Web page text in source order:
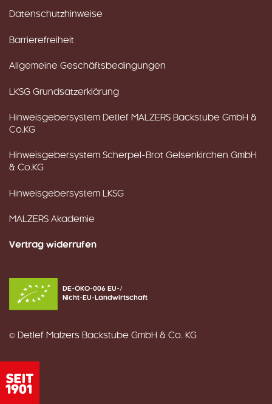
Datenschutzhinweise
Barrierefreiheit
Allgemeine Geschäftsbedingungen
LKSG Grundsatzerklärung
Hinweisgebersystem Detlef MALZERS Backstube GmbH &
Co.KG
Hinweisgebersystem Scherpel-Brot Gelsenkirchen GmbH
& Co.KG
Hinweisgebersystem LKSG
MALZERS Akademie
Vertrag widerrufen
DE-ÖKO-006 EU-/
Nicht-EU-Landwirtschaft
© Detlef Malzers Backstube GmbH & Co. KG